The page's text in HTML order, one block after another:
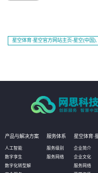
星空体育·星空官方网站主页-星空(中国),
产品与解决方案
人工智能
数字孪生
数字化转型解
服务体系
服务级别
服务网络
星空体育·
企业简介
企业文化
服务网络